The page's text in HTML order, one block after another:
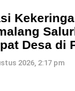
Desa di
2026, 2:17 pm